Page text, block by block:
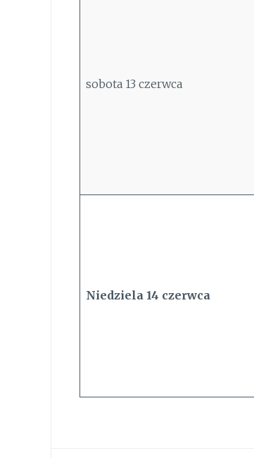
sobota 13 czerwca
Niedziela 14 czerwca